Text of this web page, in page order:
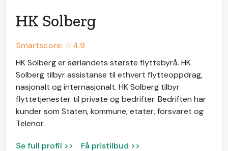
HK Solberg
Smartscore: ☆4.9
HK Solberg er sørlandets største flyttebyrå. HK
Solberg tilbyr assistanse til ethvert flytteoppdrag,
nasjonalt og internasjonalt. HK Solberg tilbyr
flyttetjenester til private og bedrifter. Bedriften har
kunder som Staten, kommune, etater, forsvaret og
Telenor.
Se full profil >> Få pristilbud >>